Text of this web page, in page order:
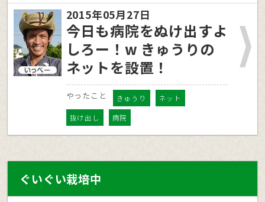
2015年05月27日
今日も病院をぬけ出すよ
しろー！w きゅうりの
ネットを設置！
やったこと きゅうり ネット
抜け出し 病院
ぐいぐい栽培中